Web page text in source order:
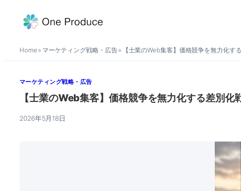
Home » マーケティング戦略・広告» 【士業のWeb集客】価格競争を無力化
マーケティング戦略・広告
【士業のWeb集客】価格競争を無力化する差別
2026年5月18日